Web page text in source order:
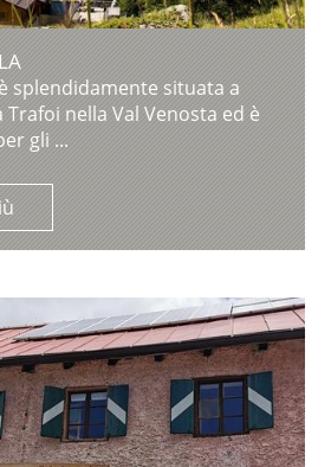
splendidamente situata a
nella Val Venosta ed è
gli ...